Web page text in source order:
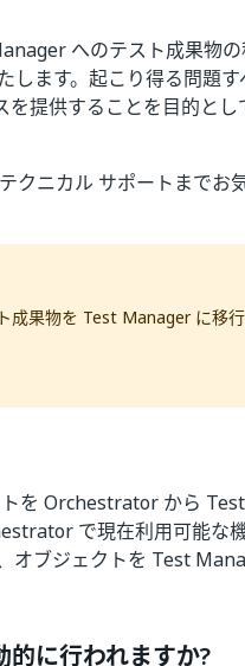
へのテスト成果物
します。起こり得る問題す
提供することを目的とし
クニカル サポートまでお
成果物を Test Manager に移行
を Orchestrator から Test
で現在利用可能な
オブジェクトを Test
に行われますか?